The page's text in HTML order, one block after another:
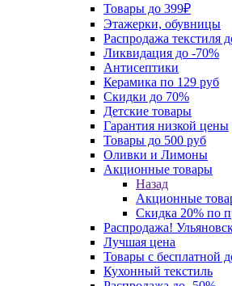
Товары до 399₽
Этажерки, обувницы
Распродажа текстиля
Ликвидация до -70%
Антисептики
Керамика по 129 руб
Скидки до 70%
Детские товары
Гарантия низкой цены
Товары до 500 руб
Оливки и Лимоны
Акционные товары
Назад
Акционные
Скидка 20% по
Распродажа!
Лучшая цена
Товары с бесплатной
Кухонный текстиль